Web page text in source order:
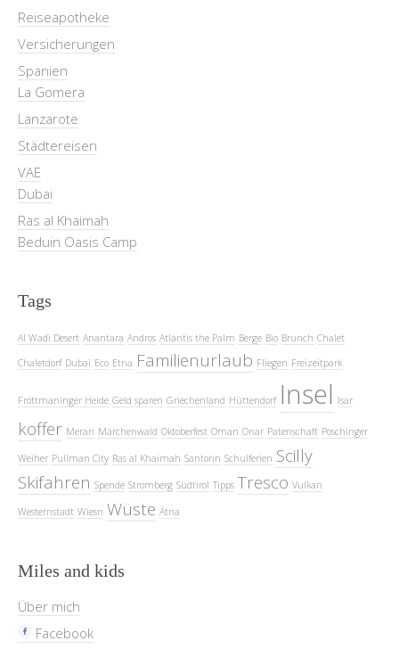
Reiseapotheke
Versicherungen
Spanien
La Gomera
Lanzarote
Städtereisen
VAE
Dubai
Ras al Khaimah
Beduin Oasis Camp
Tags
Al Wadi Desert Anantara Andros Atlantis the Palm Berge Bio Brunch Chalet
Chaletdorf Dubai Eco Etna Familienurlaub Fliegen Freizeitpark
Fröttmaninger Heide Geld sparen Griechenland Hüttendorf Insel Isar
koffer Meran Märchenwald Oktoberfest Oman Onar Patenschaft Poschinger
Weiher Pullman City Ras al Khaimah Santorin Schulferien Scilly
Skifahren Spende Stromberg Südtirol Tipps Tresco Vulkan
Westernstadt Wiesn Wüste Ätna
Miles and kids
Über mich
Facebook